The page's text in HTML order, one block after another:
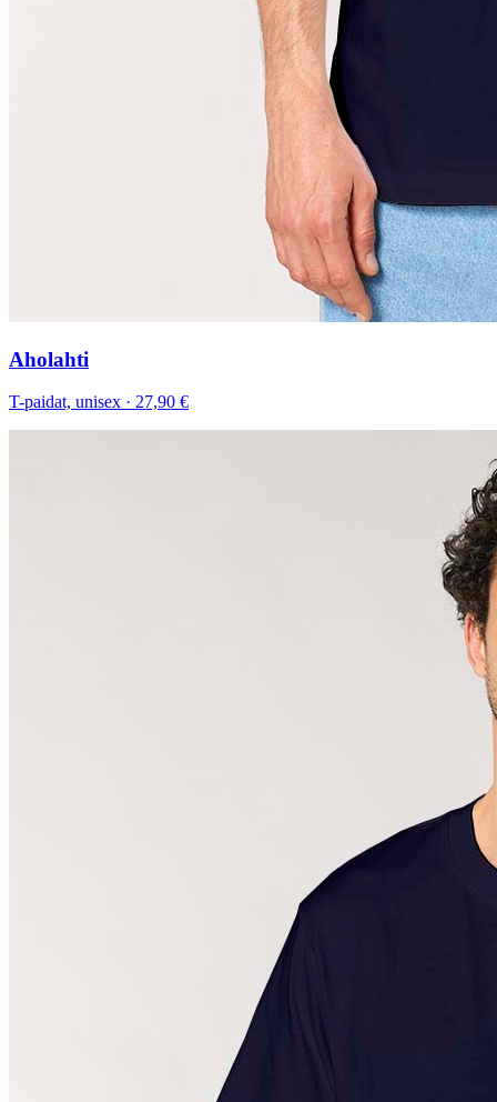
Aholahti
T-paidat, unisex · 27,90 €